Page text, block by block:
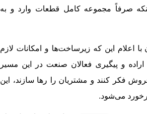
صرفاً مجموعه کامل قطعات وارد و به
اعلام این که زیرساخت‌ها و امکانات لازم
و پیگیری فعالان صنعت در این مسیر
فکر کنند و مشتریان را رها سازند، این
می‌شود.